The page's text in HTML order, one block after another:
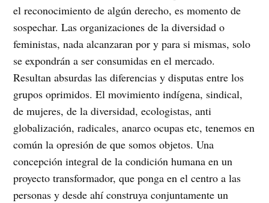
el reconocimiento de algún derecho, es momento de
sospechar. Las organizaciones de la diversidad o
feministas, nada alcanzaran por y para si mismas, solo
se expondrán a ser consumidas en el mercado.
Resultan absurdas las diferencias y disputas entre los
grupos oprimidos. El movimiento indígena, sindical,
de mujeres, de la diversidad, ecologistas, anti
globalización, radicales, anarco ocupas etc, tenemos en
común la opresión de que somos objetos. Una
concepción integral de la condición humana en un
proyecto transformador, que ponga en el centro a las
personas y desde ahí construya conjuntamente un